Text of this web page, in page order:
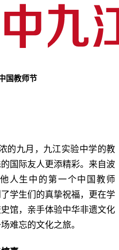
国教师节
的九月，九江实验中学的教
国际友人更添精彩。来自波
人生中的第一个中国教师
学生们的真挚祝福，更在学
馆，亲手体验中华非遗文化
难忘的文化之旅。